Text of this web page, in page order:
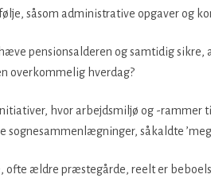
såsom administrative opgaver og
pensionsalderen og samtidig sikre,
overkommelig hverdag?
hvor arbejdsmiljø og -rammer
sognesammenlægninger, såkaldte
ofte ældre præstegårde, reelt er